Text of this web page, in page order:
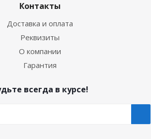
Контакты
Доставка и оплата
Реквизиты
О компании
Гарантия
всегда в курсе!